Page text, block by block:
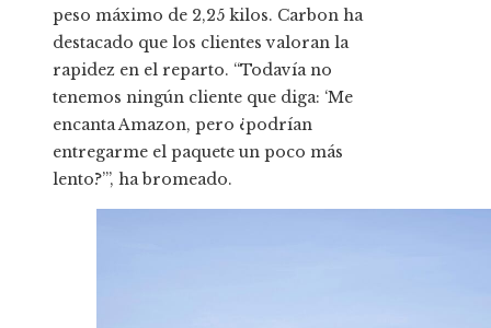
peso máximo de 2,25 kilos. Carbon ha
destacado que los clientes valoran la
rapidez en el reparto. “Todavía no
tenemos ningún cliente que diga: ‘Me
encanta Amazon, pero ¿podrían
entregarme el paquete un poco más
lento?’”, ha bromeado.